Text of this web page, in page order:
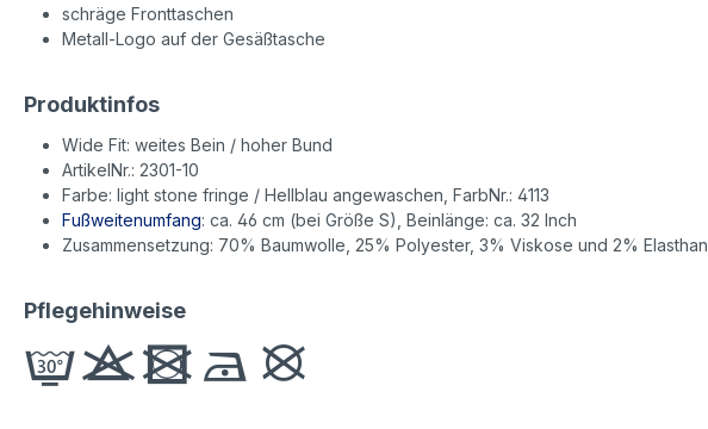
schräge Fronttaschen
Metall-Logo auf der Gesäßtasche
Produktinfos
Wide Fit: weites Bein / hoher Bund
ArtikelNr.: 2301-10
Farbe: light stone fringe / Hellblau angewaschen, FarbNr.: 4113
Fußweitenumfang: ca. 46 cm (bei Größe S), Beinlänge: ca. 32 Inch
Zusammensetzung: 70% Baumwolle, 25% Polyester, 3% Viskose und 2% Elasthan
Pflegehinweise